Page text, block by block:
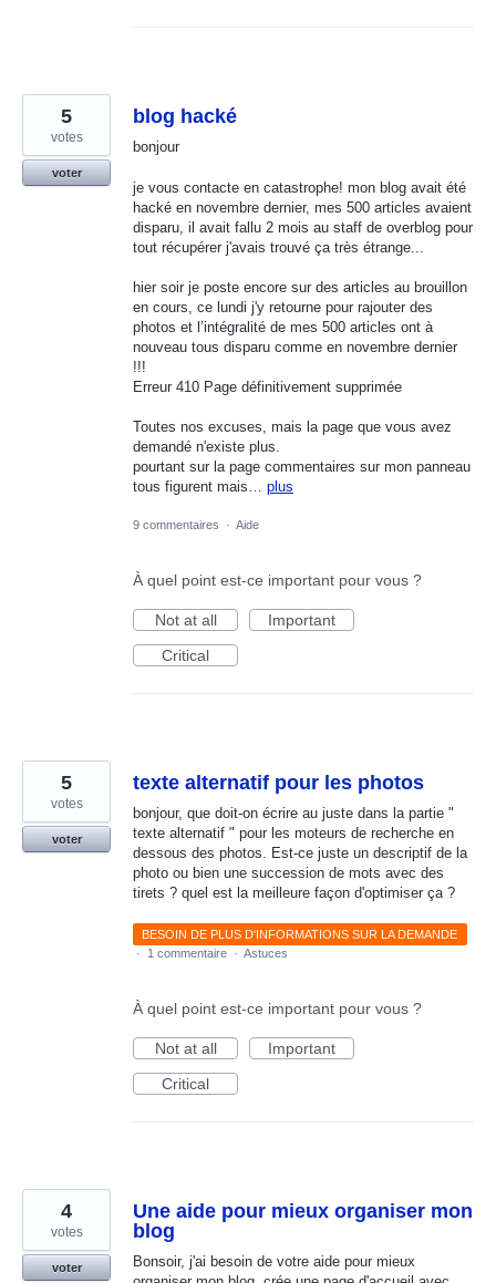
blog hacké
bonjour
je vous contacte en catastrophe! mon blog avait été
hacké en novembre dernier, mes 500 articles avaient
disparu, il avait fallu 2 mois au staff de overblog pour
tout récupérer j'avais trouvé ça très étrange...
hier soir je poste encore sur des articles au brouillon
en cours, ce lundi j'y retourne pour rajouter des
photos et l’intégralité de mes 500 articles ont à
nouveau tous disparu comme en novembre dernier
!!!
Erreur 410 Page définitivement supprimée
Toutes nos excuses, mais la page que vous avez
demandé n'existe plus.
pourtant sur la page commentaires sur mon panneau
tous figurent mais… plus
5
votes
voter
9 commentaires · Aide
À quel point est-ce important pour vous ?
Not at all
Important
Critical
texte alternatif pour les photos
bonjour, que doit-on écrire au juste dans la partie "
texte alternatif " pour les moteurs de recherche en
dessous des photos. Est-ce juste un descriptif de la
photo ou bien une succession de mots avec des
tirets ? quel est la meilleure façon d'optimiser ça ?
5
votes
voter
BESOIN DE PLUS D'INFORMATIONS SUR LA DEMANDE
·
1 commentaire · Astuces
À quel point est-ce important pour vous ?
Not at all
Important
Critical
Une aide pour mieux organiser mon
blog
Bonsoir, j'ai besoin de votre aide pour mieux
4
votes
voter